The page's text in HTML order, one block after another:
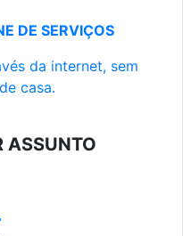
DE SERVIÇOS
da internet, sem
casa.
ASSUNTO